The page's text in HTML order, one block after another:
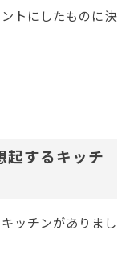
トにしたものに決
起するキッチ
ッチンがありまし